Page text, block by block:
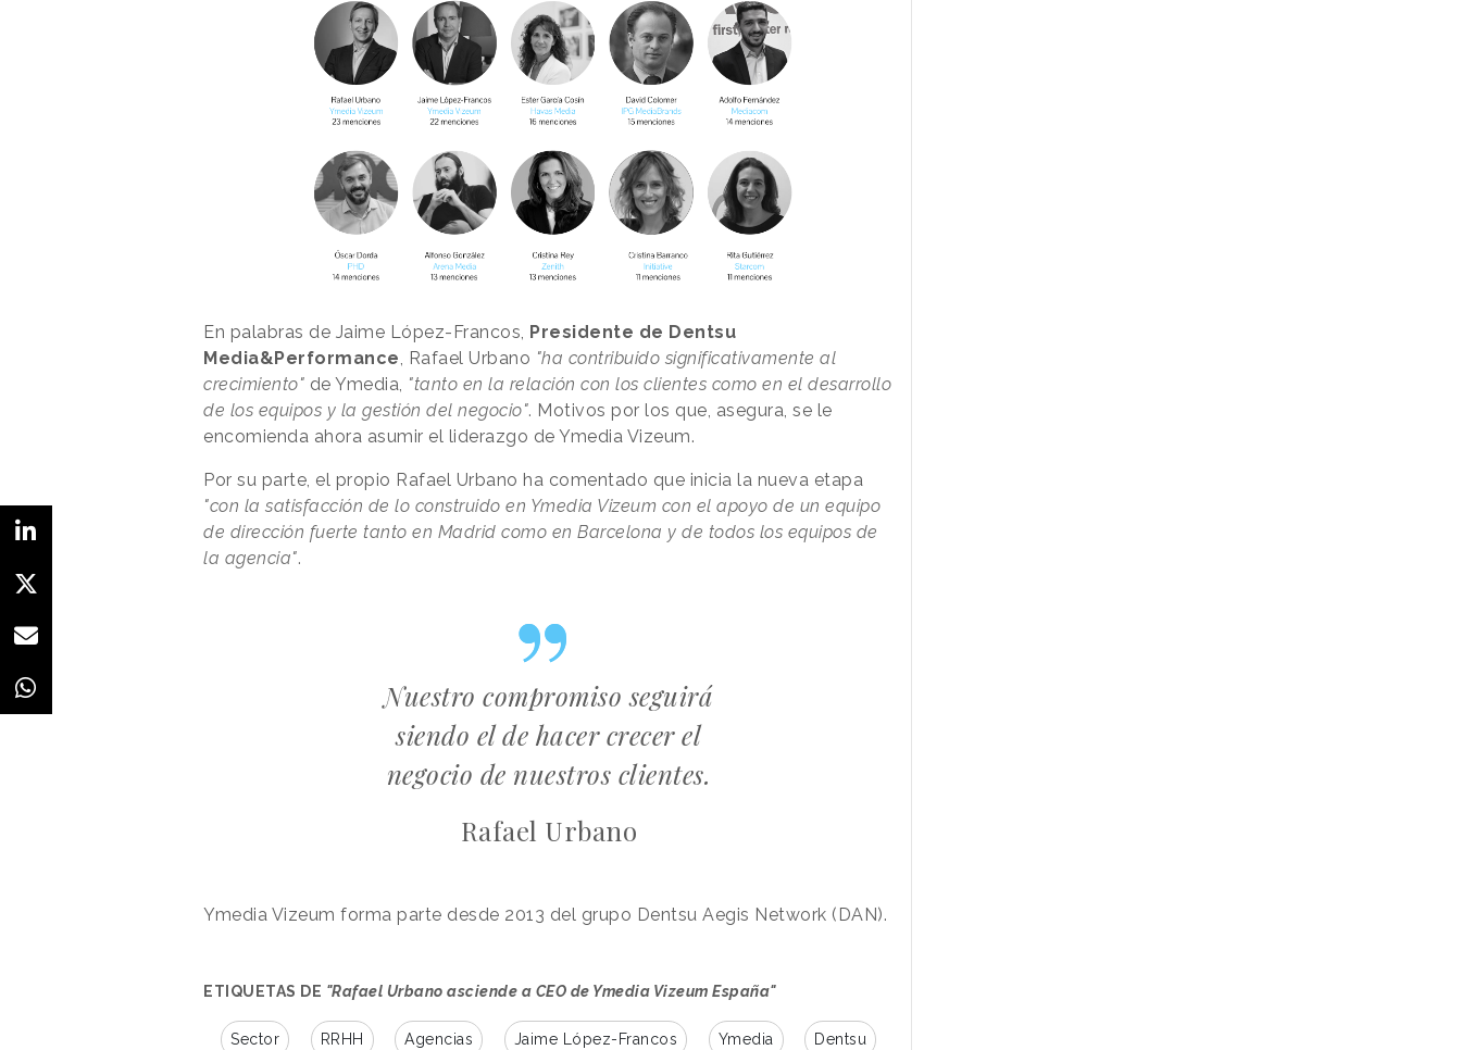
En palabras de Jaime López-Francos, Presidente de Dentsu
Media&Performance, Rafael Urbano "ha contribuido significativamente al
crecimiento" de Ymedia, "tanto en la relación con los clientes como en el desarrollo
de los equipos y la gestión del negocio". Motivos por los que, asegura, se le
encomienda ahora asumir el liderazgo de Ymedia Vizeum.
Por su parte, el propio Rafael Urbano ha comentado que inicia la nueva etapa
"con la satisfacción de lo construido en Ymedia Vizeum con el apoyo de un equipo
de dirección fuerte tanto en Madrid como en Barcelona y de todos los equipos de
la agencia".
Nuestro compromiso seguirá
siendo el de hacer crecer el
negocio de nuestros clientes.
Rafael Urbano
Ymedia Vizeum forma parte desde 2013 del grupo Dentsu Aegis Network (DAN).
ETIQUETAS DE "Rafael Urbano asciende a CEO de Ymedia Vizeum España"
Sector RRHH Agencias Jaime López-Francos Ymedia Dentsu